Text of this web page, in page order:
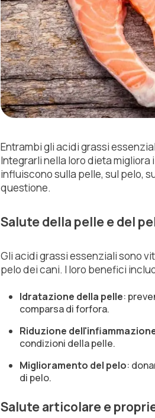
Entrambi gli acidi grassi
Integrarli nella loro dieta
influiscono sulla pelle, sul pelo,
questione.
Salute della pelle e del
Gli acidi grassi essenziali sono
pelo dei cani. I loro benefici
Idratazione della pelle:
comparsa di forfora.
Riduzione
condizioni della pelle.
Miglioramento del pelo:
di pelo.
Salute articolare e